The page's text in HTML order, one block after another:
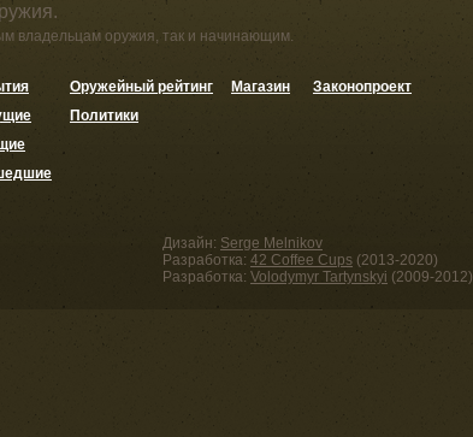
владельцам оружия, так и начинающим.
Оружейный рейтинг
Политики
Магазин Законопроект
Дизайн: Serge Melnikov
Разработка: 42 Coffee Cups (2013-2020)
Разработка: Volodymyr Tartynskyi (2009-2012)